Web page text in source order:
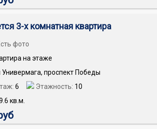
3-х комнатная квартира
фото
на этаже
Универмага, проспект Победы
6 Этажность: 10
кв.м.